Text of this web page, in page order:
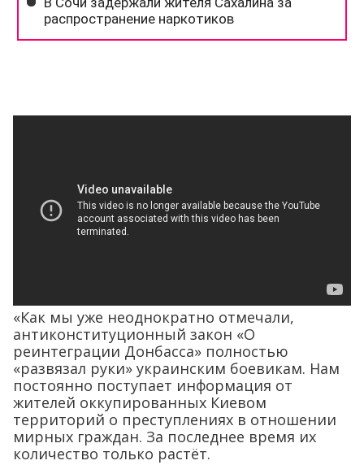
«Как мы уже неоднократно отмечали,
антиконституционный закон «О
реинтеграции Донбасса» полностью
«развязал руки» украинским боевикам. Нам
постоянно поступает информация от
жителей оккупированных Киевом
территорий о преступлениях в отношении
мирных граждан. За последнее время их
количество только растёт.